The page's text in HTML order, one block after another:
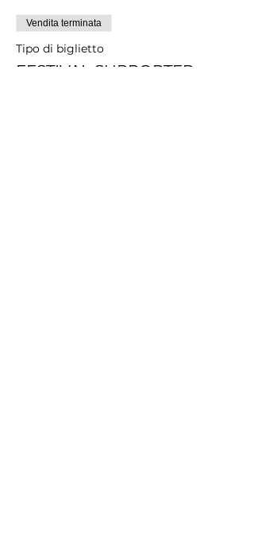
Vendita terminata
Tipo di biglietto
FESTIVAL SUPPORTER